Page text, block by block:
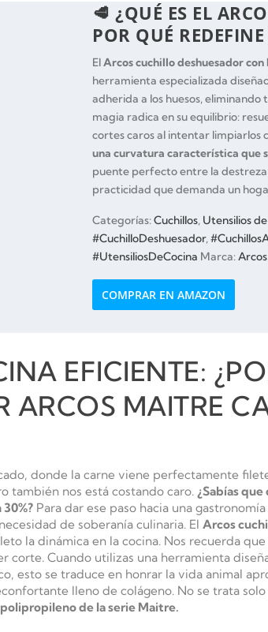
🥩 ¿QUÉ ES EL
POR QUÉ
ElArcos cuchillo deshuesador
herramienta especializada
adherida a los huesos, eliminando
magia radica en su equilibrio:
cortes caros al intentar limpiarlos
una curvatura característica que
puente perfecto entre la
practicidad que demanda un
Categorías:Cuchillos, Utensilios
#CuchilloDeshuesador,
#UtensiliosDeCocina Marca:Arcos
COMPRAR EN AMAZON
EFICIENTE:
ARCOS MAITRE
donde la carne viene perfectamente
también nos está costando caro. ¿Sabías
Para dar ese paso hacia una
de soberanía culinaria. El Arcos
la dinámica en la cocina. Nos recuerda
Cuando utilizas una herramienta
esto se traduce en honrar la vida animal
lleno de colágeno. No se trata
de la serie Maitre.